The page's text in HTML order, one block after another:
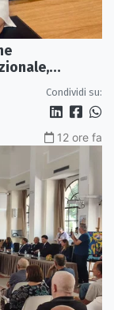
Condividi su:
12 ore fa